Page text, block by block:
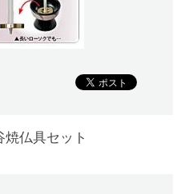
仏具セット